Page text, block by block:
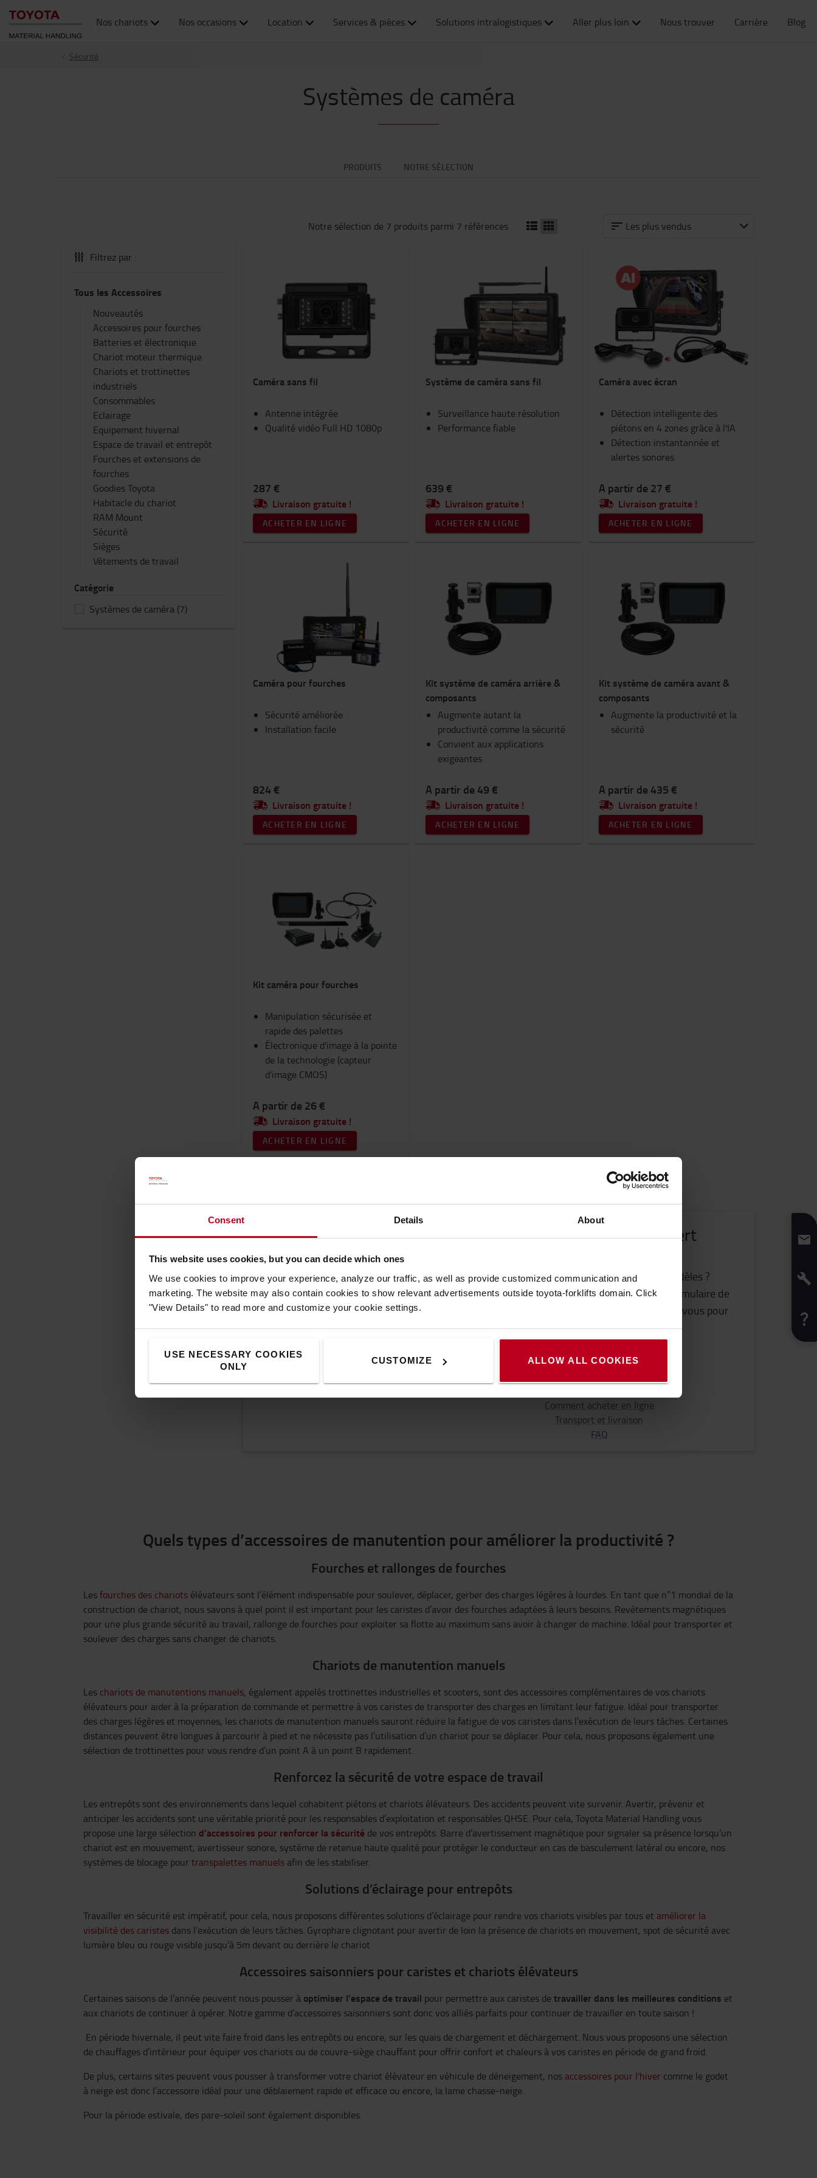
Consent Details About
This website uses cookies, but you can decide which ones
We use cookies to improve your experience, analyze our traffic, as well as provide customized communication and
marketing. The website may also contain cookies to show relevant advertisements outside toyota-forklifts domain. Click
"View Details" to read more and customize your cookie settings.
USE NECESSARY COOKIES
ONLY
CUSTOMIZE ALLOW ALL COOKIES
Nos chariots Nos occasions Location Services & pièces Solutions intralogistiques Aller plus loin Nous trouver Carrière Blog
Sécurité
Systèmes de caméra
PRODUITS NOTRE SÉLECTION
Filtrez par :
Tous les Accessoires
Nouveautés
Accessoires pour fourches
Batteries et électronique
Chariot moteur thermique
Chariots et trottinettes
industriels
Consommables
Eclairage
Equipement hivernal
Espace de travail et entrepôt
Fourches et extensions de
fourches
Goodies Toyota
Habitacle du chariot
RAM Mount
Sécurité
Sièges
Vêtements de travail
Catégorie
Systèmes de caméra (7)
Notre sélection de 7 produits parmi 7 références Les plus vendus
Caméra sans fil
Antenne intégrée
Qualité vidéo Full HD 1080p
287 €
Livraison gratuite !
ACHETER EN LIGNE
Système de caméra sans fil
Surveillance haute résolution
Performance fiable
639 €
Livraison gratuite !
ACHETER EN LIGNE
Caméra avec écran
Détection intelligente des
piétons en 4 zones grâce à l'IA
Détection instantannée et
alertes sonores
A partir de 27 €
Livraison gratuite !
ACHETER EN LIGNE
Caméra pour fourches
Sécurité améliorée
Installation facile
824 €
Livraison gratuite !
ACHETER EN LIGNE
Kit système de caméra arrière &
composants
Augmente autant la
productivité comme la sécurité
Convient aux applications
exigeantes
A partir de 49 €
Livraison gratuite !
ACHETER EN LIGNE
Kit système de caméra avant &
composants
Augmente la productivité et la
sécurité
A partir de 435 €
Livraison gratuite !
ACHETER EN LIGNE
Kit caméra pour fourches
Manipulation sécurisée et
rapide des palettes
Électronique d'image à la pointe
de la technologie (capteur
d'image CMOS)
A partir de 26 €
Livraison gratuite !
ACHETER EN LIGNE
Être contacté par un expert
Vous souhaitez en savoir plus sur nos modèles ?
Contactez-vous par téléphone ou via notre formulaire de
contact. Un expert reviendra rapidement pour vous pour
échanger sur votre projet.
CONTACTEZ-NOUS
Obtenir plus d'information
Comment acheter en ligne
Transport et livraison
FAQ
Quels types d’accessoires de manutention pour améliorer la productivité ?
Fourches et rallonges de fourches
Lesfourches des chariots élévateurs sont l’élément indispensable pour soulever, déplacer, gerber des charges légères à lourdes. En tant que n°1 mondial de la
construction de chariot, nous savons à quel point il est important pour les caristes d’avoir des fourches adaptées à leurs besoins. Revêtements magnétiques
pour une plus grande sécurité au travail, rallonge de fourches pour exploiter sa flotte au maximum sans avoir à changer de machine. Idéal pour transporter et
soulever des charges sans changer de chariots.
Chariots de manutention manuels
Les chariots de manutentions manuels, également appelés trottinettes industrielles et scooters, sont des accessoires complémentaires de vos chariots
élévateurs pour aider à la préparation de commande et permettre à vos caristes de transporter des charges en limitant leur fatigue. Idéal pour transporter
des charges légères et moyennes, les chariots de manutention manuels sauront réduire la fatigue de vos caristes dans l’exécution de leurs tâches. Certaines
distances peuvent être longues à parcourir à pied et ne nécessite pas l’utilisation d’un chariot pour se déplacer. Pour cela, nous proposons également une
sélection de trottinettes pour vous rendre d’un point A à un point B rapidement.
Renforcez la sécurité de votre espace de travail
Les entrepôts sont des environnements dans lequel cohabitent piétons et chariots élévateurs. Des accidents peuvent vite survenir. Avertir, prévenir et
anticiper les accidents sont une véritable priorité pour les responsables d’exploitation et responsables QHSE. Pour cela, Toyota Material Handling vous
propose une large sélection d’accessoires pour renforcer la sécurité de vos entrepôts. Barre d’avertissement magnétique pour signaler sa présence lorsqu’un
chariot est en mouvement, avertisseur sonore, système de retenue haute qualité pour protéger le conducteur en cas de basculement latéral ou encore, nos
systèmes de blocage pour transpalettes manuels afin de les stabiliser.
Solutions d’éclairage pour entrepôts
Travailler en sécurité est impératif, pour cela, nous proposons différentes solutions d’éclairage pour rendre vos chariots visibles par tous et améliorer la
visibilité des caristes dans l’exécution de leurs tâches. Gyrophare clignotant pour avertir de loin la présence de chariots en mouvement, spot de sécurité avec
lumière bleu ou rouge visible jusqu’à 5m devant ou derrière le chariot
Accessoires saisonniers pour caristes et chariots élévateurs
Certaines saisons de l’année peuvent nous pousser à optimiser l’espace de travail pour permettre aux caristes de travailler dans les meilleures conditions et
aux chariots de continuer à opérer. Notre gamme d’accessoires saisonniers sont donc vos alliés parfaits pour continuer de travailler en toute saison !
En période hivernale, il peut vite faire froid dans les entrepôts ou encore, sur les quais de chargement et déchargement. Nous vous proposons une sélection
de chauffages d’intérieur pour équiper vos chariots ou de couvre-siège chauffant pour offrir confort et chaleurs à vos caristes en période de grand froid.
De plus, certains sites peuvent vous pousser à transformer votre chariot élévateur en véhicule de déneigement, nos accessoires pour l'hiver comme le godet
à neige est donc l’accessoire idéal pour une déblaiement rapide et efficace ou encore, la lame chasse-neige.
Pour la période estivale, des pare-soleil sont également disponibles.